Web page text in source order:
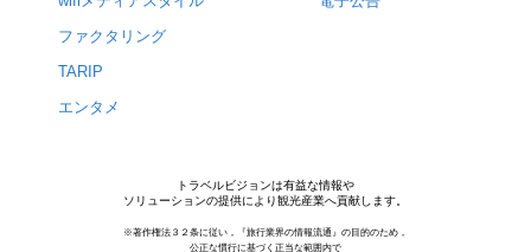
ファクタリング
TARIP
エンタメ
トラベルビジョンは有益な情報や
ソリューションの提供により観光産業へ貢献します。
※著作権法３２条に従い，『旅行業界の情報流通』の目的のため，
公正な慣行に基づく正当な範囲内で